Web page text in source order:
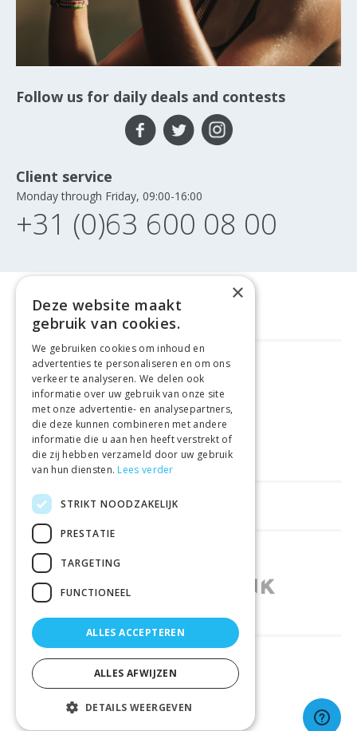
Follow us for daily deals and contests
Client service
Monday through Friday, 09:00-16:00
+31 (0)63 600 08 00
GELD TERUG GARANTIE
VEILIGE AANKOOP
LEVERING €4.99
HELPFUL LINKS
SHOPS IN OTHER COUNTRIES
RELIABLY DELIVERED BY
© 2026 Sportbay
×
Deze website maakt
gebruik van cookies.
We gebruiken cookies om inhoud en
advertenties te personaliseren en om ons
verkeer te analyseren. We delen ook
informatie over uw gebruik van onze site
met onze advertentie- en analysepartners,
die deze kunnen combineren met andere
informatie die u aan hen heeft verstrekt of
die zij hebben verzameld door uw gebruik
van hun diensten. Lees verder
STRIKT NOODZAKELIJK
PRESTATIE
TARGETING
FUNCTIONEEL
ALLES ACCEPTEREN
ALLES AFWIJZEN
DETAILS WEERGEVEN